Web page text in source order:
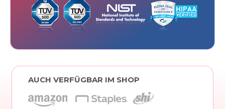
AUCH VERFÜGBAR IM SHOP